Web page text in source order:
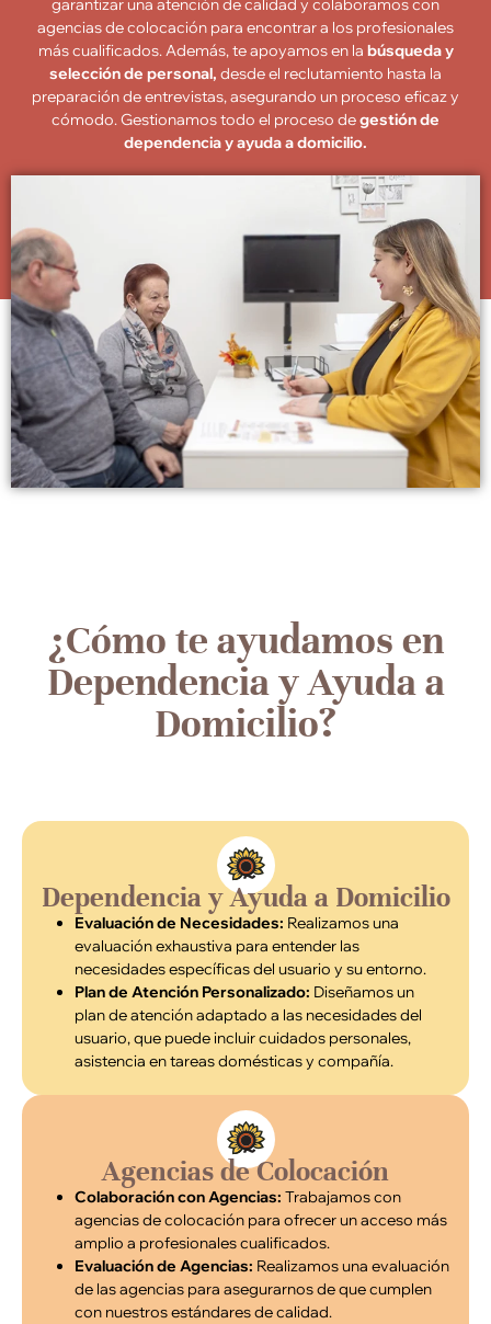
agencias de colocación para encontrar a los profesionales
más cualificados. Además, te apoyamos en la búsqueda y
selección de personal, desde el reclutamiento hasta la
preparación de entrevistas, asegurando un proceso eficaz y
cómodo. Gestionamos todo el proceso degestión de
dependencia y ayuda a domicilio.
¿Cómo te ayudamos en
Dependencia y Ayuda a
Domicilio?
Dependencia y Ayuda a Domicilio
Evaluación de Necesidades: Realizamos una
evaluación exhaustiva para entender las
necesidades específicas del usuario y su entorno.
Plan de Atención Personalizado: Diseñamos un
plan de atención adaptado a las necesidades del
usuario, que puede incluir cuidados personales,
asistencia en tareas domésticas y compañía.
Agencias de Colocación
Colaboración con Agencias: Trabajamos con
agencias de colocación para ofrecer un acceso más
amplio a profesionales cualificados.
Evaluación de Agencias: Realizamos una evaluación
de las agencias para asegurarnos de que cumplen
con nuestros estándares de calidad.